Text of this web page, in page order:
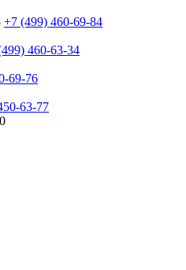
+7 (499) 460-69-84
460-63-34
69-76
63-77